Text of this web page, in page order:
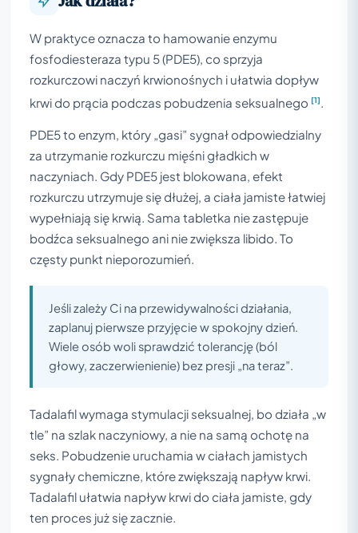
W praktyce oznacza to hamowanie enzymu
fosfodiesteraza typu 5 (PDE5), co sprzyja
rozkurczowi naczyń krwionośnych i ułatwia dopływ
krwi do prącia podczas pobudzenia seksualnego [1]
PDE5 to enzym, który „gasi” sygnał odpowiedzialny
za utrzymanie rozkurczu mięśni gładkich w
naczyniach. Gdy PDE5 jest blokowana, efekt
rozkurczu utrzymuje się dłużej, a ciała jamiste łatwiej
wypełniają się krwią. Sama tabletka nie zastępuje
bodźca seksualnego ani nie zwiększa libido. To
częsty punkt nieporozumień.
Jeśli zależy Ci na przewidywalności działania,
zaplanuj pierwsze przyjęcie w spokojny dzień.
Wiele osób woli sprawdzić tolerancję (ból
głowy, zaczerwienienie) bez presji „na teraz”.
Tadalafil wymaga stymulacji seksualnej, bo działa „w
tle” na szlak naczyniowy, a nie na samą ochotę na
seks. Pobudzenie uruchamia w ciałach jamistych
sygnały chemiczne, które zwiększają napływ krwi.
Tadalafil ułatwia napływ krwi do ciała jamiste, gdy
ten proces już się zacznie.